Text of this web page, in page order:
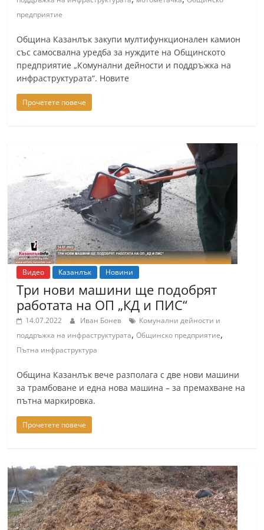
a
.
i
n
a
z
a
n
l
a
k
b
g
i
n
f
o
a
l
l
e
предприятие
Община Казанлък закупи мултифункционален камион
със самосвална уредба за нуждите на Общинското
предприятие „Комунални дейности и поддръжка на
инфраструктурата“. Новите
Прочетете повече
Видео Казанлък Новини
Tри нови машини ще подобрят
работата на ОП „КД и ПИС“
14.07.2022 Иван Бонев
Комунални дейности и
поддръжка на инфраструктурата,Общинско предприятие,
Пътна инфраструктура
Община Казанлък вече разполага с две нови машини
за трамбоване и една нова машина – за премахване на
пътна маркировка.
Прочетете повече